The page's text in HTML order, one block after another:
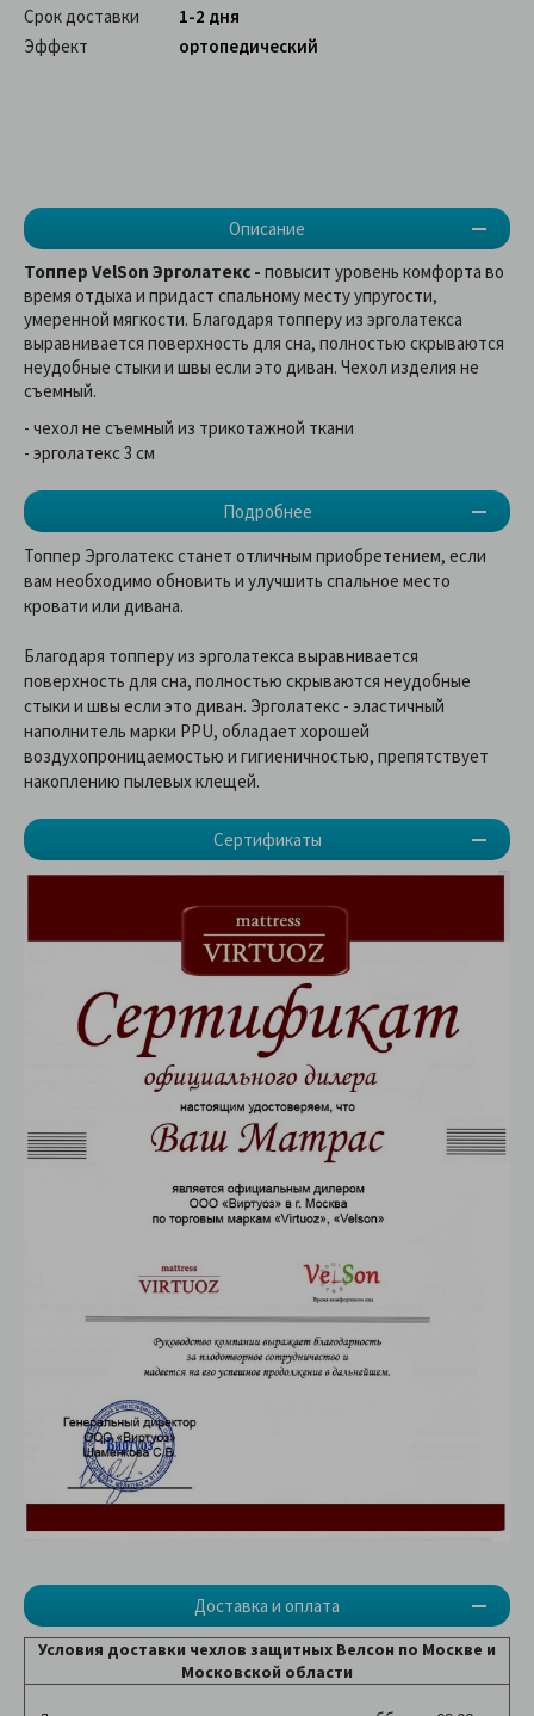
Описание
Подробнее
Сертификаты
Доставка и оплата
Срок доставки
1-2 дня
Эффект
ортопедический
Топпер VelSon Эрголатекс - повысит уровень комфорта во
время отдыха и придаст спальному месту упругости,
умеренной мягкости. Благодаря топперу из эрголатекса
выравнивается поверхность для сна, полностью скрываются
неудобные стыки и швы если это диван. Чехол изделия не
съемный.
- чехол не съемный из трикотажной ткани
- эрголатекс 3 см
Топпер Эрголатекс станет отличным приобретением, если
вам необходимо обновить и улучшить спальное место
кровати или дивана.
Благодаря топперу из эрголатекса выравнивается
поверхность для сна, полностью скрываются неудобные
стыки и швы если это диван. Эрголатекс - эластичный
наполнитель марки PPU, обладает хорошей
воздухопроницаемостью и гигиеничностью, препятствует
накоплению пылевых клещей.
Условия доставки чехлов защитных Велсон по Москве и
Московской области